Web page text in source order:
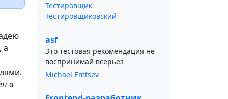
а
в
Тестировщик
Тестировщиковский
asf
Это тестовая рекомендация не
воспринимай всерьёз
Michael Emtsev